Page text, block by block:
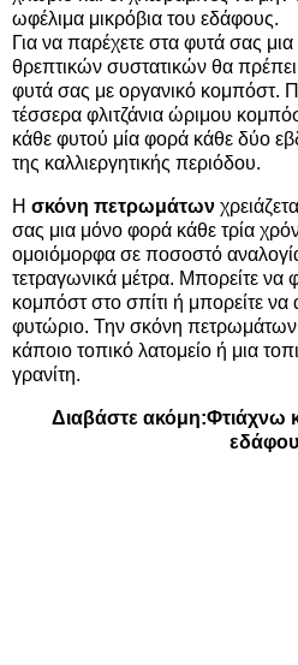
ωφέλιμα μικρόβια του εδάφους.
Για να παρέχετε στα φυτά σας
θρεπτικών συστατικών θα πρέπει
φυτά σας με οργανικό κομπόστ.
τέσσερα φλιτζάνια ώριμου
κάθε φυτού μία φορά κάθε δύο
της καλλιεργητικής περιόδου.
Η σκόνη πετρωμάτων
σας μια μόνο φορά κάθε τρία
ομοιόμορφα σε ποσοστό
τετραγωνικά μέτρα. Μπορείτε να
κομπόστ στο σπίτι ή μπορείτε
φυτώριο. Την σκόνη πετρωμάτων
κάποιο τοπικό λατομείο ή μια
γρανίτη.
Διαβάστε ακόμη:Φτιάχνω